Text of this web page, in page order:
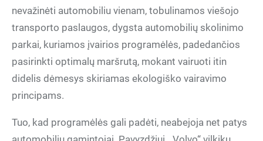
nevažinėti automobiliu vienam, tobulinamos viešojo
transporto paslaugos, dygsta automobilių skolinimo
parkai, kuriamos įvairios programėlės, padedančios
pasirinkti optimalų maršrutą, mokant vairuoti itin
didelis dėmesys skiriamas ekologiško vairavimo
principams.
Tuo, kad programėlės gali padėti, neabejoja net patys